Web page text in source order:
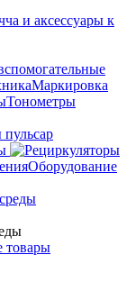
и аксессуары к
Маркировка
Тонометры
Оборудование
товары